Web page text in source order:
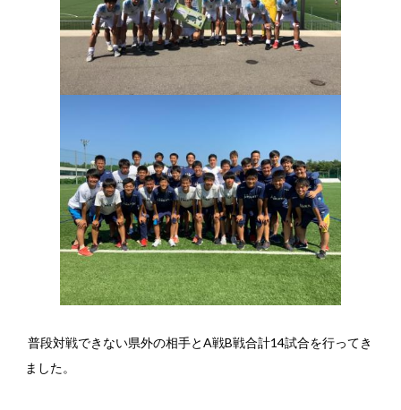
普段対戦できない県外の相手とA戦B戦合計14試合を行ってき
ました。